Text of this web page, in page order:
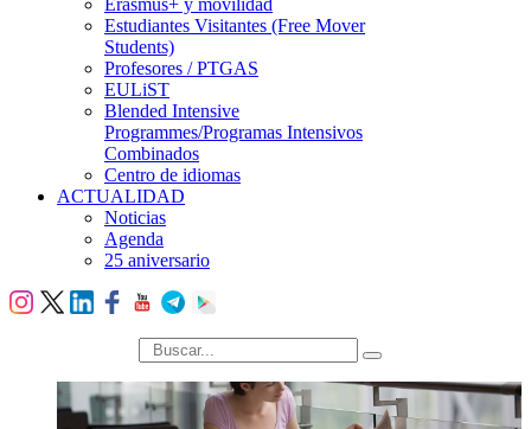
Estudiantes Visitantes (Free Mover
Students)
Profesores / PTGAS
EULiST
Blended Intensive
Programmes/Programas Intensivos
Combinados
Centro de idiomas
ACTUALIDAD
Noticias
Agenda
25 aniversario
búsqueda